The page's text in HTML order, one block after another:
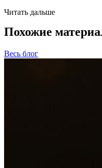
Читать дальше
Похожие
Весь блог